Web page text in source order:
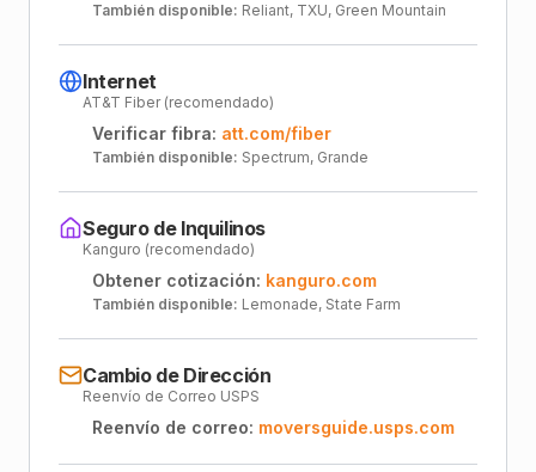
También disponible: Reliant, TXU, Green Mountain
Internet
AT&T Fiber (recomendado)
Verificar fibra: att.com/fiber
También disponible: Spectrum, Grande
Seguro de Inquilinos
Kanguro (recomendado)
Obtener cotización: kanguro.com
También disponible: Lemonade, State Farm
Cambio de Dirección
Reenvío de Correo USPS
Reenvío de correo: moversguide.usps.com